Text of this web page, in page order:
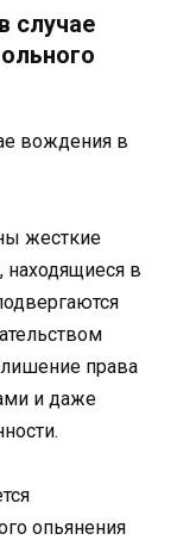
случае
жесткие
в
права
и даже
опьянения